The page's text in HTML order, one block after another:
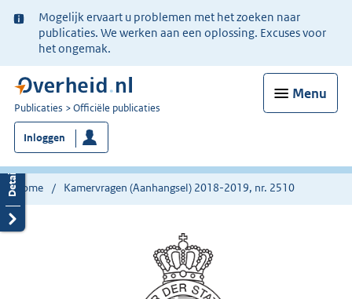
Ter
informatie:
Mogelijk ervaart u problemen met het zoeken naar
publicaties. We werken aan een oplossing. Excuses voor
het ongemak.
Menu
U
bent
nu
hier:
Publicaties Officiële publicaties
Inloggen
Home Kamervragen (Aanhangsel) 2018-2019, nr. 2510